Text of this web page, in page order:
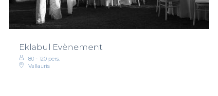
Eklabul Evènement
80 - 120 pers.
Vallauris